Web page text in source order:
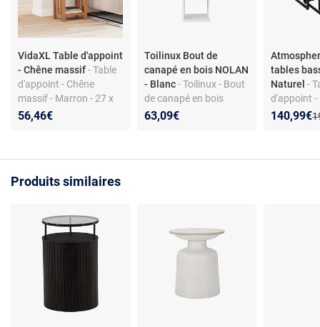
VidaXL Table d'appoint
- Chêne massif- Table
d'appoint - Chêne
massif - Marron - 27 x
35 x 55 cm
56,46€
Toilinux Bout de
canapé en bois NOLAN
- Blanc- Toilinux - Bout
de canapé en bois
NOLAN - Blanc -
63,09€
tables
Naturel-
d'appoint -
forme
Nouveau
140,99€
Produits similaires